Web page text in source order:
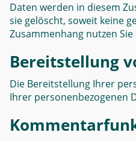
Daten werden in diesem
sie gelöscht, soweit keine
Zusammenhang nutzen
Bereitstellung
Die Bereitstellung Ihrer
Ihrer personenbezogenen